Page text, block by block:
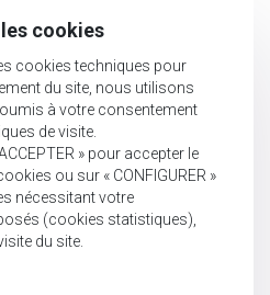
cookies
cookies techniques pour
du site, nous utilisons
à votre consentement
de visite.
» pour accepter le
ou sur « CONFIGURER »
nécessitant votre
(cookies statistiques),
du site.